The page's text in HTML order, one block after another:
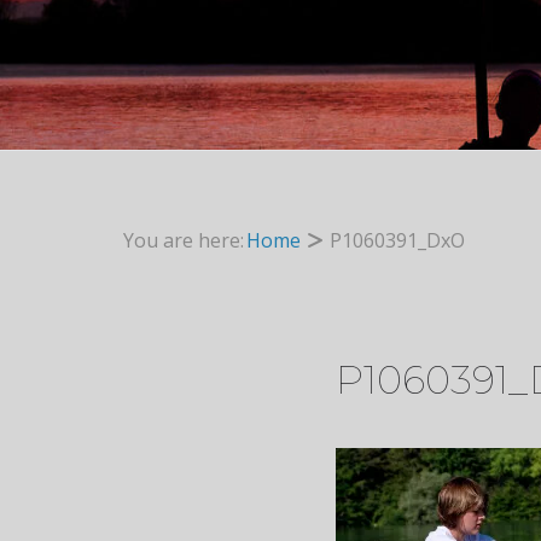
You are here:Home P1060391_DxO